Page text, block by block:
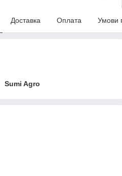
Доставка Оплата Умови
Sumi Agro